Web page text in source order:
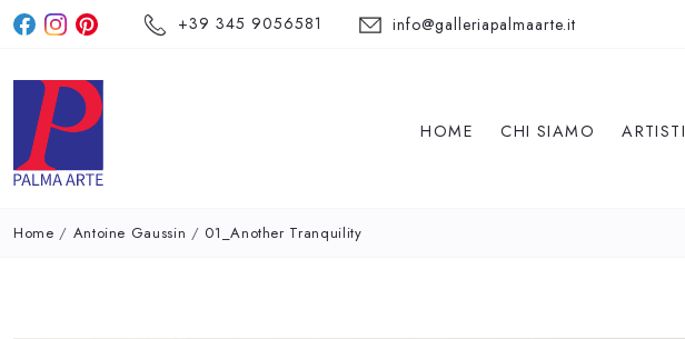
+39 345 9056581 info@galleriapalmaarte.it
HOME CHI SIAMO ARTISTI
Home / Antoine Gaussin / 01_Another Tranquility